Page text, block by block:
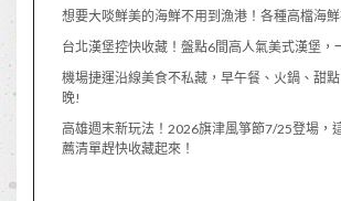
想要大啖鮮美的海鮮不用到漁港！各種高檔海
台北漢堡控快收藏！盤點6間高人氣美式漢堡，
機場捷運沿線美食不私藏，早午餐、火鍋、甜
晚!
高雄週末新玩法！2026旗津風箏節7/25登場，
薦清單趕快收藏起來！